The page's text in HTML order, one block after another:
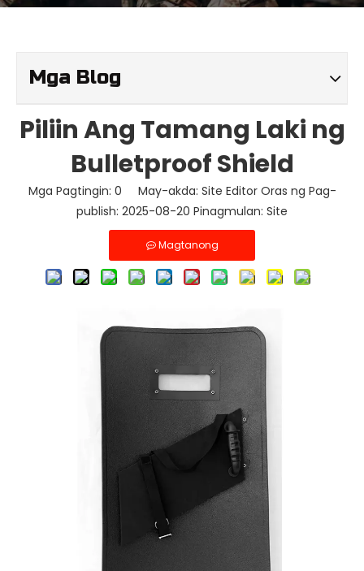
Mga Blog
Piliin Ang Tamang Laki ng
Bulletproof Shield
Mga Pagtingin: 0 May-akda: Site Editor Oras ng Pag-
publish: 2025-08-20 Pinagmulan: Site
Magtanong